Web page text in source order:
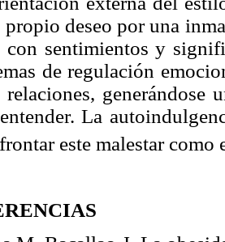
propio deseo por una
con sentimientos y
de regulación
relaciones,
La
este malestar